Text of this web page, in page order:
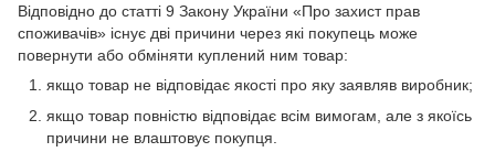
Відповідно до статті 9 Закону України «Про захист прав
споживачів» існує дві причини через які покупець може
повернути або обміняти куплений ним товар:
якщо товар не відповідає якості про яку заявляв виробник;
якщо товар повністю відповідає всім вимогам, але з якоїсь
причини не влаштовує покупця.